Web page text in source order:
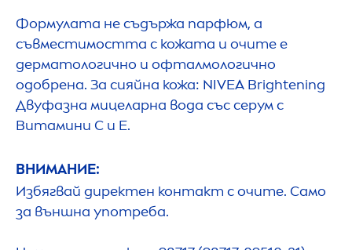
Формулата не съдържа парфюм, а
съвместимостта с кожата и очите е
дерматологично и офталмологично
одобрена. За сияйна кожа: NIVEA Brightening
Двуфазна мицеларна вода със серум с
Витамини C и E.
ВНИМАНИЕ:
Избягвай директен контакт с очите. Само
за външна употреба.